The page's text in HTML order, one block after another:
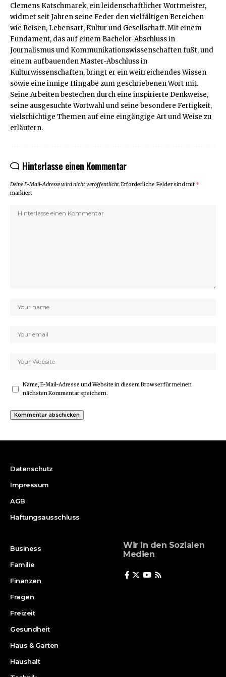
Clemens Katschmarek, ein leidenschaftlicher Wortmeister,
widmet seit Jahren seine Feder den vielfältigen Bereichen
wie Reisen, Lebensart, Kultur und Gesellschaft. Mit einem
Fundament, das auf einem Bachelor-Abschluss in
Journalismus und Kommunikationswissenschaften fußt, und
einem aufbauenden Master-Abschluss in
Kulturwissenschaften, bringt er ein weitreichendes Wissen
sowie eine innige Hingabe zum geschriebenen Wort mit.
Seine Arbeiten bestechen durch eine inspirierte Denkweise,
seine ausgesuchte Wortwahl und seine besondere Fertigkeit,
vielschichtige Themen auf eine eingängige Art und Weise zu
erläutern.
Hinterlasse einen Kommentar
Deine E-Mail-Adresse wird nicht veröffentlicht.Erforderliche Felder sind mit *
markiert
Name, E-Mail-Adresse und Website in diesem Browser für meinen
nächsten Kommentar speichern.
Datenschutz
Impressum
AGB
Haftungsausschluss
Business
Familie
Finanzen
Fragen
Freizeit
Gesundheit
Haus & Garten
Haushalt
Wir in den Sozialen
Medien